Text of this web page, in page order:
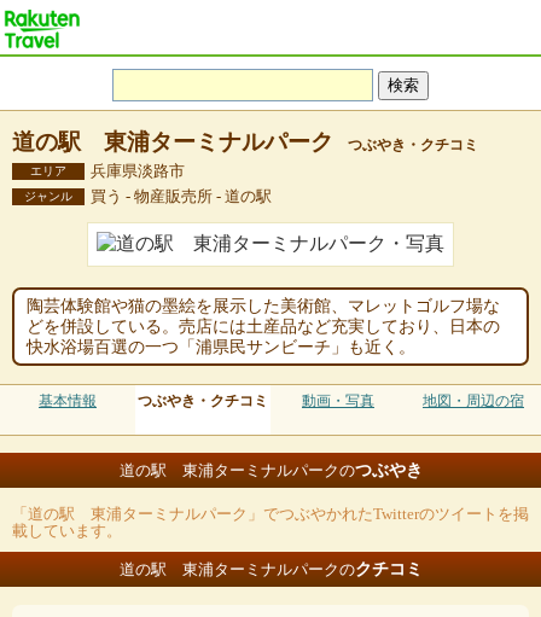
道の駅 東浦ターミナルパーク つぶやき・クチコミ
エリア 兵庫県淡路市
ジャンル 買う - 物産販売所 - 道の駅
陶芸体験館や猫の墨絵を展示した美術館、マレットゴルフ場な
どを併設している。売店には土産品など充実しており、日本の
快水浴場百選の一つ「浦県民サンビーチ」も近く。
基本情報 つぶやき・クチコミ 動画・写真 地図・周辺の宿
道の駅 東浦ターミナルパークのつぶやき
「道の駅 東浦ターミナルパーク」でつぶやかれたTwitterのツイートを掲
載しています。
道の駅 東浦ターミナルパークのクチコミ